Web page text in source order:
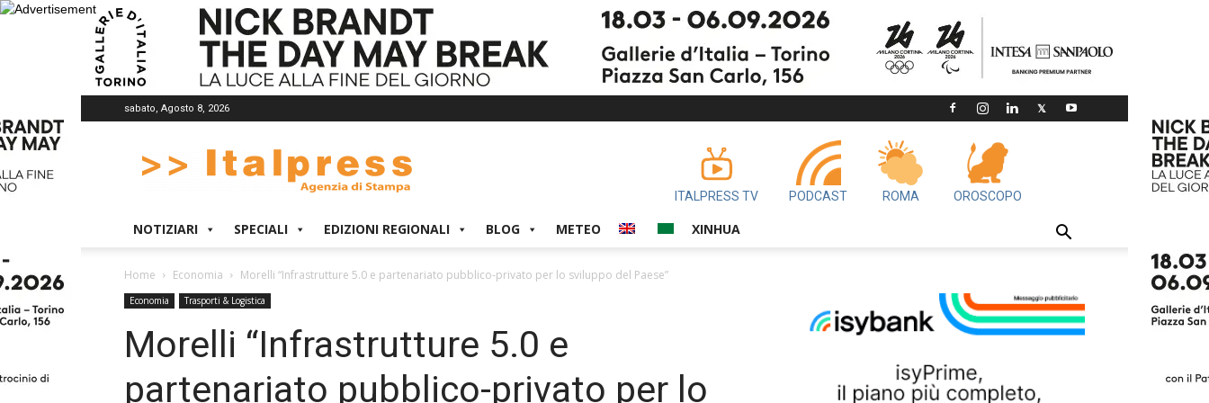
sabato, Agosto 8, 2026
ITALPRESS TV PODCAST ROMA OROSCOPO
NOTIZIARI SPECIALI EDIZIONI REGIONALI BLOG METEO XINHUA
Home Economia Morelli “Infrastrutture 5.0 e partenariato pubblico-privato per lo sviluppo del Paese”
Economia Trasporti & Logistica
Morelli “Infrastrutture 5.0 e
partenariato pubblico-privato per lo